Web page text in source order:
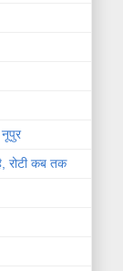
रोटी कब तक